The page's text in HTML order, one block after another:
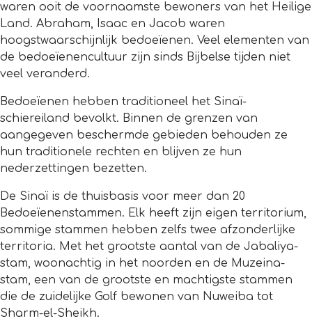
waren ooit de voornaamste bewoners van het Heilige
Land. Abraham, Isaac en Jacob waren
hoogstwaarschijnlijk bedoeïenen. Veel elementen van
de bedoeïenencultuur zijn sinds Bijbelse tijden niet
veel veranderd.
Bedoeïenen hebben traditioneel het Sinaï-
schiereiland bevolkt. Binnen de grenzen van
aangegeven beschermde gebieden behouden ze
hun traditionele rechten en blijven ze hun
nederzettingen bezetten.
De Sinaï is de thuisbasis voor meer dan 20
Bedoeïenenstammen. Elk heeft zijn eigen territorium,
sommige stammen hebben zelfs twee afzonderlijke
territoria. Met het grootste aantal van de Jabaliya-
stam, woonachtig in het noorden en de Muzeina-
stam, een van de grootste en machtigste stammen
die de zuidelijke Golf bewonen van Nuweiba tot
Sharm-el-Sheikh.